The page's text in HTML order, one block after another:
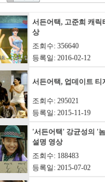
서든어택, 고준희 캐릭
상
조회수: 356640
등록일: 2016-02-12
서든어택, 업데이트 티
조회수: 295021
등록일: 2015-11-19
'서든어택' 강균성의 '
설명 영상
조회수: 188483
등록일: 2015-07-02